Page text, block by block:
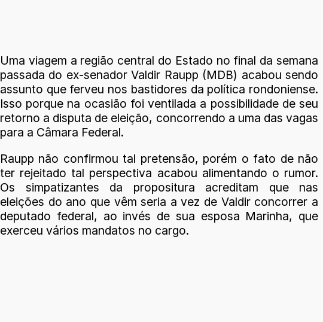
Uma viagem a região central do Estado no final da semana
passada do ex-senador Valdir Raupp (MDB) acabou sendo
assunto que ferveu nos bastidores da política rondoniense.
Isso porque na ocasião foi ventilada a possibilidade de seu
retorno a disputa de eleição, concorrendo a uma das vagas
para a Câmara Federal.
Raupp não confirmou tal pretensão, porém o fato de não
ter rejeitado tal perspectiva acabou alimentando o rumor.
Os simpatizantes da propositura acreditam que nas
eleições do ano que vêm seria a vez de Valdir concorrer a
deputado federal, ao invés de sua esposa Marinha, que
exerceu vários mandatos no cargo.